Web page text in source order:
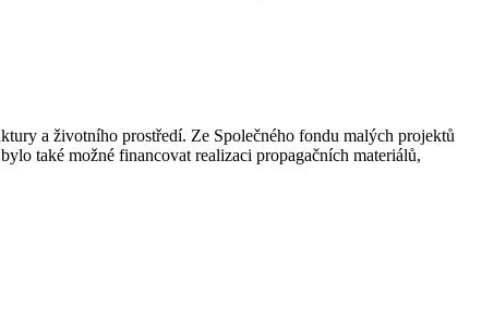
a životního prostředí. Ze Společného fondu malých projektů
také možné financovat realizaci propagačních materiálů,